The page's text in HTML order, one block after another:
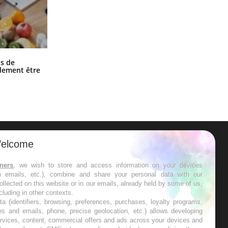
de
être
les semaines les meilleures
, we wish to store and access information on your devices
emails, etc.), combine and share your personal data with our
on this website or in our emails, already held by some of us,
in other contexts.
(identifiers, browsing, preferences, purchases, loyalty programs,
and emails, phone, precise geolocation, etc.) allows developing
content, commercial offers and ads across your devices and